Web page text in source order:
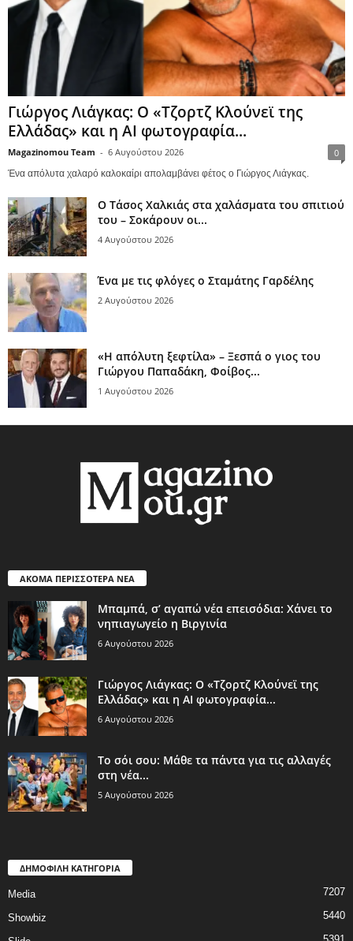
Γιώργος Λιάγκας: Ο «Τζορτζ Κλούνεϊ της
Ελλάδας» και η AI φωτογραφία...
Magazinomou Team - 6 Αυγούστου 2026 0
Ένα απόλυτα χαλαρό καλοκαίρι απολαμβάνει φέτος ο Γιώργος Λιάγκας.
Ο Τάσος Χαλκιάς στα χαλάσματα του σπιτιού
του – Σοκάρουν οι...
4 Αυγούστου 2026
Ένα με τις φλόγες ο Σταμάτης Γαρδέλης
2 Αυγούστου 2026
«Η απόλυτη ξεφτίλα» – Ξεσπά ο γιος του
Γιώργου Παπαδάκη, Φοίβος...
1 Αυγούστου 2026
ΑΚΟΜΑ ΠΕΡΙΣΣΟΤΕΡΑ ΝΕΑ
Μπαμπά, σ’ αγαπώ νέα επεισόδια: Χάνει το
νηπιαγωγείο η Βιργινία
6 Αυγούστου 2026
Γιώργος Λιάγκας: Ο «Τζορτζ Κλούνεϊ της
Ελλάδας» και η AI φωτογραφία...
6 Αυγούστου 2026
Το σόι σου: Μάθε τα πάντα για τις αλλαγές
στη νέα...
5 Αυγούστου 2026
ΔΗΜΟΦΙΛΗ ΚΑΤΗΓΟΡΙΑ
Media 7207
Showbiz 5440